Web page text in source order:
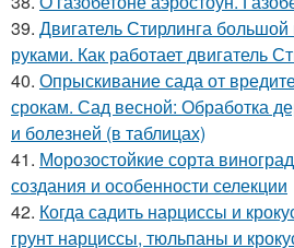
39. Двигатель Стирлинга
руками. Как работает двигатель
40. Опрыскивание сада от
срокам. Сад весной: Обработка
и болезней (в таблицах)
41. Морозостойкие сорта
создания и особенности селекции
42. Когда садить нарциссы и
грунт нарциссы, тюльпаны и